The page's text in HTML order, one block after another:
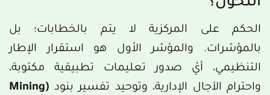
الحكم على المركزية لا يتم بالخطابات؛ بل
بالمؤشرات. والمؤشر الأول هو استقرار الإطار
التنظيمي، أيْ صدور تعليمات تطبيقية مكتوبة،
واحترام الآجال الإدارية، وتوحيد تفسير بنود
(Mining